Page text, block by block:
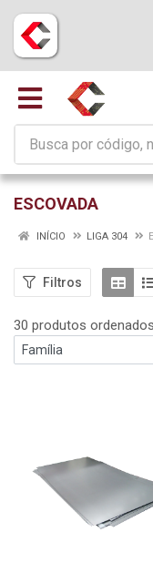
ESCOVADA
INÍCIO LIGA 304
Filtros
30 produtos